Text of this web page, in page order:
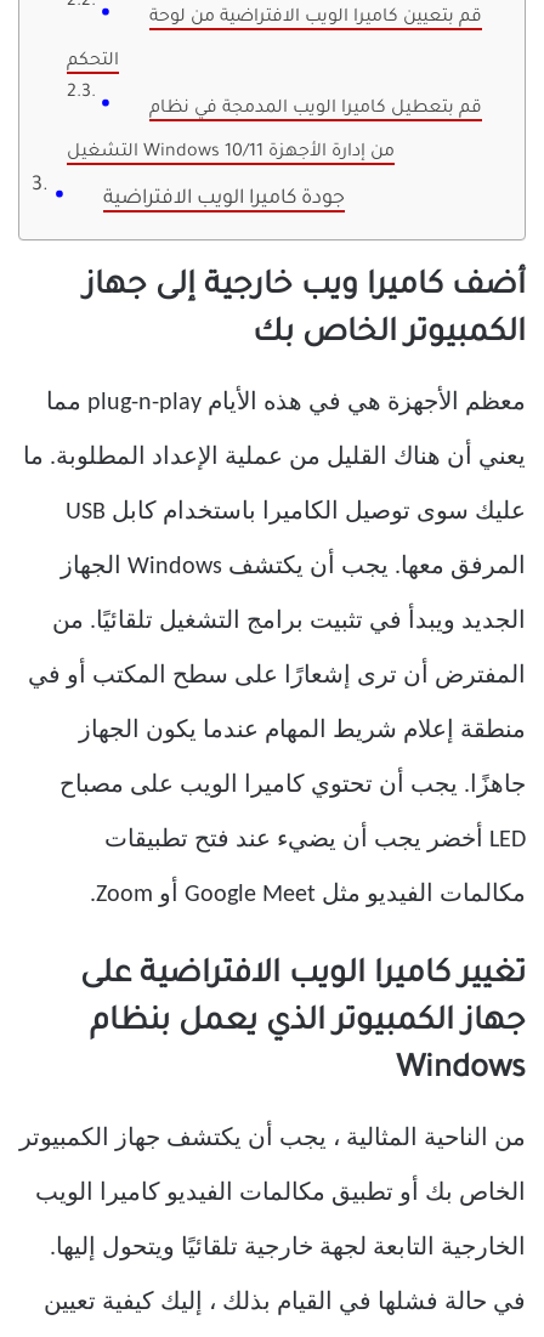
قم بتعيين كاميرا الويب الافتراضية من لوحة
التحكم
قم بتعطيل كاميرا الويب المدمجة في نظام
التشغيل Windows 10/11 من إدارة الأجهزة
جودة كاميرا الويب الافتراضية
أضف كاميرا ويب خارجية إلى جهاز
الكمبيوتر الخاص بك
معظم الأجهزة هي في هذه الأيام plug-n-play مما
يعني أن هناك القليل من عملية الإعداد المطلوبة. ما
عليك سوى توصيل الكاميرا باستخدام كابل USB
المرفق معها. يجب أن يكتشف Windows الجهاز
الجديد ويبدأ في تثبيت برامج التشغيل تلقائيًا. من
المفترض أن ترى إشعارًا على سطح المكتب أو في
منطقة إعلام شريط المهام عندما يكون الجهاز
جاهزًا. يجب أن تحتوي كاميرا الويب على مصباح
LED أخضر يجب أن يضيء عند فتح تطبيقات
مكالمات الفيديو مثل Google Meet أو Zoom.
تغيير كاميرا الويب الافتراضية على
جهاز الكمبيوتر الذي يعمل بنظام
Windows
من الناحية المثالية ، يجب أن يكتشف جهاز الكمبيوتر
الخاص بك أو تطبيق مكالمات الفيديو كاميرا الويب
الخارجية التابعة لجهة خارجية تلقائيًا ويتحول إليها.
في حالة فشلها في القيام بذلك ، إليك كيفية تعيين